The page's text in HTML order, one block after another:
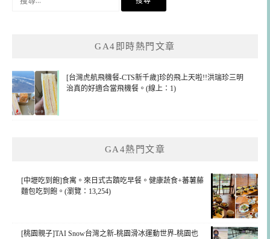
GA4即時熱門文章
[台灣虎航飛機餐-CTS新千歲]珍的飛上天啦!!洪瑞珍三明
治真的好適合當飛機餐。(線上：1)
GA4熱門文章
[中壢吃到飽]食寓。來日式古蹟吃早餐。健康蔬食+蕃薯藤
麵包吃到飽。(瀏覽：13,254)
[桃園親子]TAI Snow台灣之新-桃園滑冰運動世界-桃園也